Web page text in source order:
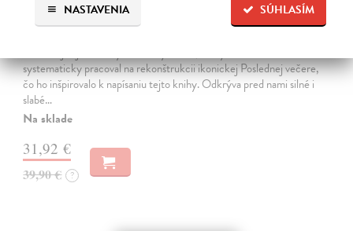
SÚHLASÍM
NASTAVENIA
Posledná večera Leonarda z Vinci
systematicky pracoval na rekonštrukcii ikonickej Poslednej večere,
čo ho inšpirovalo k napísaniu tejto knihy. Odkrýva pred nami silné i
slabé…
Na sklade
31,92 €
39,90 € ?